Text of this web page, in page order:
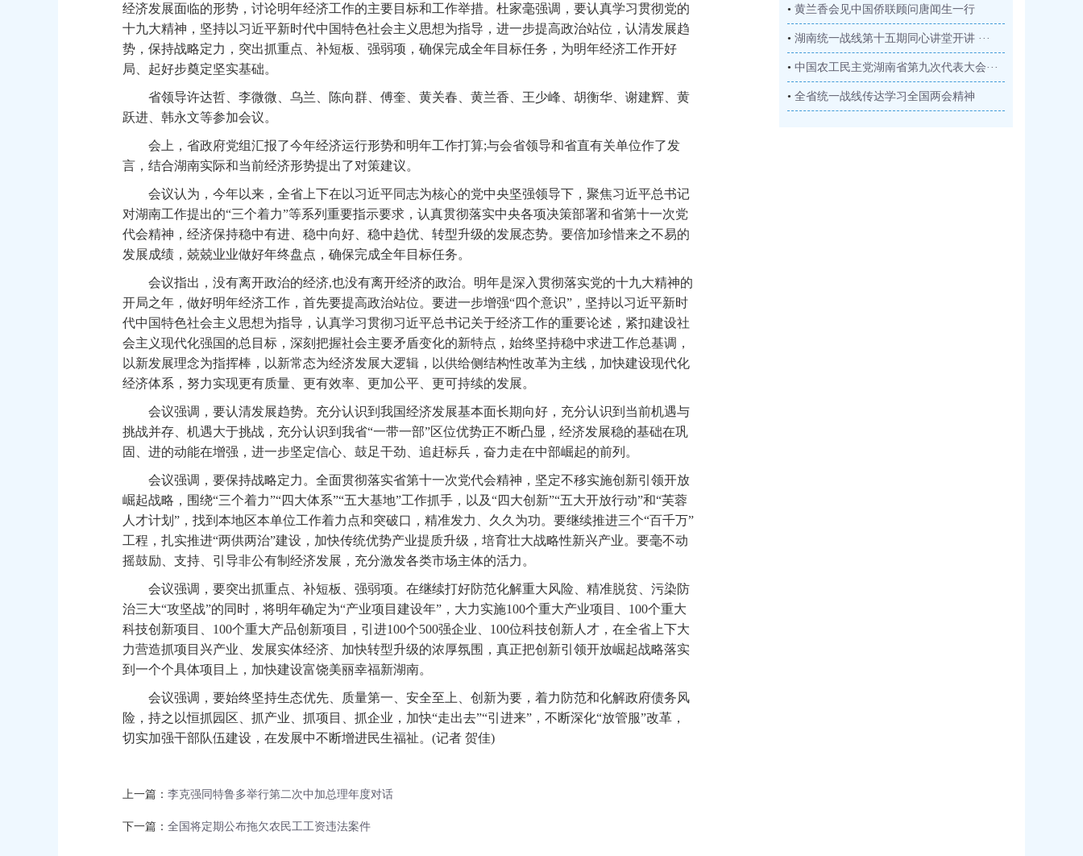
经济发展面临的形势，讨论明年经济工作的主要目标和工作举措。杜家毫强调，要认真学习贯彻党的
十九大精神，坚持以习近平新时代中国特色社会主义思想为指导，进一步提高政治站位，认清发展趋
势，保持战略定力，突出抓重点、补短板、强弱项，确保完成全年目标任务，为明年经济工作开好
局、起好步奠定坚实基础。
省领导许达哲、李微微、乌兰、陈向群、傅奎、黄关春、黄兰香、王少峰、胡衡华、谢建辉、黄
跃进、韩永文等参加会议。
会上，省政府党组汇报了今年经济运行形势和明年工作打算;与会省领导和省直有关单位作了发
言，结合湖南实际和当前经济形势提出了对策建议。
会议认为，今年以来，全省上下在以习近平同志为核心的党中央坚强领导下，聚焦习近平总书记
对湖南工作提出的“三个着力”等系列重要指示要求，认真贯彻落实中央各项决策部署和省第十一次党
代会精神，经济保持稳中有进、稳中向好、稳中趋优、转型升级的发展态势。要倍加珍惜来之不易的
发展成绩，兢兢业业做好年终盘点，确保完成全年目标任务。
会议指出，没有离开政治的经济,也没有离开经济的政治。明年是深入贯彻落实党的十九大精神的
开局之年，做好明年经济工作，首先要提高政治站位。要进一步增强“四个意识”，坚持以习近平新时
代中国特色社会主义思想为指导，认真学习贯彻习近平总书记关于经济工作的重要论述，紧扣建设社
会主义现代化强国的总目标，深刻把握社会主要矛盾变化的新特点，始终坚持稳中求进工作总基调，
以新发展理念为指挥棒，以新常态为经济发展大逻辑，以供给侧结构性改革为主线，加快建设现代化
经济体系，努力实现更有质量、更有效率、更加公平、更可持续的发展。
会议强调，要认清发展趋势。充分认识到我国经济发展基本面长期向好，充分认识到当前机遇与
挑战并存、机遇大于挑战，充分认识到我省“一带一部”区位优势正不断凸显，经济发展稳的基础在巩
固、进的动能在增强，进一步坚定信心、鼓足干劲、追赶标兵，奋力走在中部崛起的前列。
会议强调，要保持战略定力。全面贯彻落实省第十一次党代会精神，坚定不移实施创新引领开放
崛起战略，围绕“三个着力”“四大体系”“五大基地”工作抓手，以及“四大创新”“五大开放行动”和“芙蓉
人才计划”，找到本地区本单位工作着力点和突破口，精准发力、久久为功。要继续推进三个“百千万”
工程，扎实推进“两供两治”建设，加快传统优势产业提质升级，培育壮大战略性新兴产业。要毫不动
摇鼓励、支持、引导非公有制经济发展，充分激发各类市场主体的活力。
会议强调，要突出抓重点、补短板、强弱项。在继续打好防范化解重大风险、精准脱贫、污染防
治三大“攻坚战”的同时，将明年确定为“产业项目建设年”，大力实施100个重大产业项目、100个重大
科技创新项目、100个重大产品创新项目，引进100个500强企业、100位科技创新人才，在全省上下大
力营造抓项目兴产业、发展实体经济、加快转型升级的浓厚氛围，真正把创新引领开放崛起战略落实
到一个个具体项目上，加快建设富饶美丽幸福新湖南。
会议强调，要始终坚持生态优先、质量第一、安全至上、创新为要，着力防范和化解政府债务风
险，持之以恒抓园区、抓产业、抓项目、抓企业，加快“走出去”“引进来”，不断深化“放管服”改革，
切实加强干部队伍建设，在发展中不断增进民生福祉。(记者 贺佳)
上一篇： 李克强同特鲁多举行第二次中加总理年度对话
下一篇： 全国将定期公布拖欠农民工工资违法案件
• 黄兰香会见中国侨联顾问唐闻生一行
• 湖南统一战线第十五期同心讲堂开讲 ···
• 中国农工民主党湖南省第九次代表大会···
• 全省统一战线传达学习全国两会精神